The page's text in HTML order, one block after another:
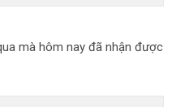
mà hôm nay đã nhận được